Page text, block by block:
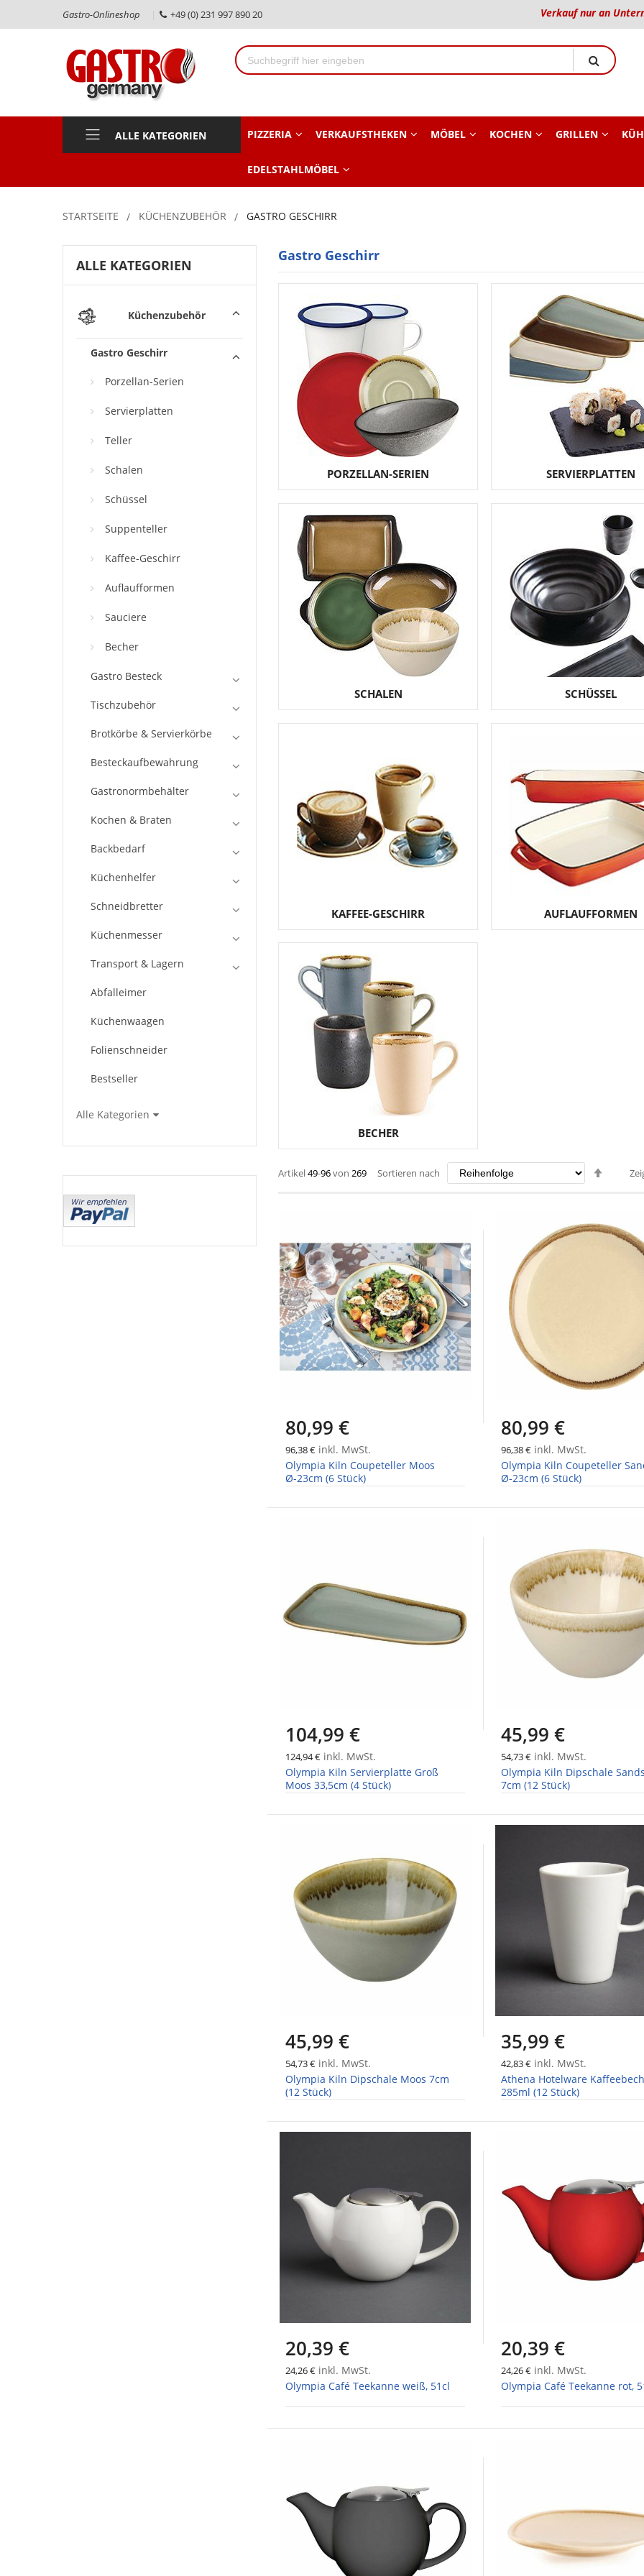
Gastro-Onlineshop +49 (0) 231 997 890 20 Verkauf nur an
ALLE KATEGORIEN PIZZERIA VERKAUFSTHEKEN MÖBEL KOCHEN GRILLEN
EDELSTAHLMÖBEL
STARTSEITE KÜCHENZUBEHÖR GASTRO GESCHIRR
Gastro Geschirr
PORZELLAN-SERIEN SERVIERPLATTEN
SCHALEN SCHÜSSEL
KAFFEE-GESCHIRR AUFLAUFFORMEN
BECHER
Artikel49-96von 269 Sortieren nach
80,99 €
96,38 € inkl. MwSt.
Olympia Kiln Coupeteller Moos
Ø-23cm (6 Stück)
80,99 €
96,38 €inkl. MwSt.
Olympia Kiln Coupeteller
Ø-23cm (6 Stück)
104,99 €
124,94 € inkl. MwSt.
Olympia Kiln Servierplatte Groß
Moos 33,5cm (4 Stück)
45,99 €
54,73 €inkl. MwSt.
Olympia Kiln Dipschale
7cm (12 Stück)
45,99 €
54,73 € inkl. MwSt.
Olympia Kiln Dipschale Moos 7cm
(12 Stück)
35,99 €
42,83 €inkl. MwSt.
Athena Hotelware
285ml (12 Stück)
20,39 €
24,26 € inkl. MwSt.
Olympia Café Teekanne weiß, 51cl
20,39 €
24,26 €inkl. MwSt.
Olympia Café Teekanne rot,
ALLE KATEGORIEN
Küchenzubehör
Gastro Geschirr
Porzellan-Serien
Servierplatten
Teller
Schalen
Schüssel
Suppenteller
Kaffee-Geschirr
Auflaufformen
Sauciere
Becher
Gastro Besteck
Tischzubehör
Brotkörbe & Servierkörbe
Besteckaufbewahrung
Gastronormbehälter
Kochen & Braten
Backbedarf
Küchenhelfer
Schneidbretter
Küchenmesser
Transport & Lagern
Abfalleimer
Küchenwaagen
Folienschneider
Bestseller
Alle Kategorien